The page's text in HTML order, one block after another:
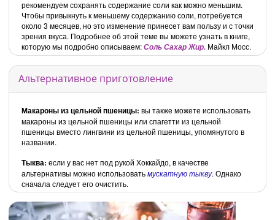
рекомендуем сохранять содержание соли как можно меньшим.
Чтобы привыкнуть к меньшему содержанию соли, потребуется
около 3 месяцев, но это изменение принесет вам пользу и с точки
зрения вкуса. Подробнее об этой теме вы можете узнать в книге,
которую мы подробно описываем:Соль Сахар Жир. Майкл Мосс.
Альтернативное приготовление
Макароны из цельной пшеницы: вы также можете использовать
макароны из цельной пшеницы или спагетти из цельной
пшеницы вместо лингвини из цельной пшеницы, упомянутого в
названии.
Тыква: если у вас нет под рукой Хоккайдо, в качестве
альтернативы можно использоватьмускатную тыкву. Однако
сначала следует его очистить.